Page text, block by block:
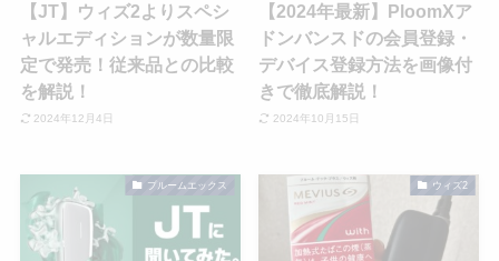
【JT】ウィズ2よりスペシ
ャルエディションが数量限
定で発売！従来品との比較
を解説！
2024年12月4日
【2024年最新】PloomXア
ドンバンスドの会員登録・
デバイス登録方法を画像付
きで徹底解説！
2024年10月15日
プルームエックス ウィズ2